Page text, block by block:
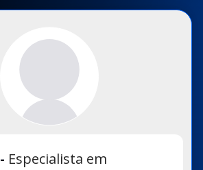
- Especialista em